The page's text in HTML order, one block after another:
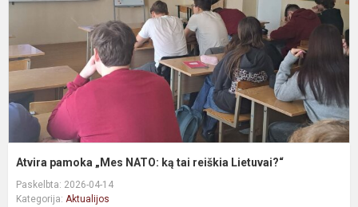
Atvira pamoka „Mes NATO: ką tai reiškia Lietuvai?“
Paskelbta: 2026-04-14
Kategorija: Aktualijos